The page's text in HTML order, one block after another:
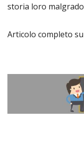
storia loro
Articolo completo